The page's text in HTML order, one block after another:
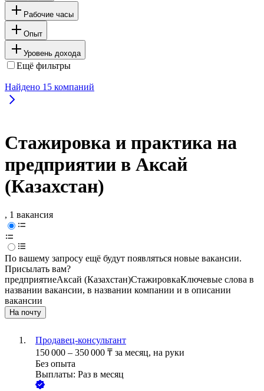
Рабочие часы
Опыт
Уровень дохода
Ещё фильтры
Найдено 15 компаний
Стажировка и практика на
предприятии в Аксай
(Казахстан)
, 1 вакансия
По вашему запросу ещё будут появляться новые вакансии.
Присылать вам?
предприятиеАксай (Казахстан)СтажировкаКлючевые слова в
названии вакансии, в названии компании и в описании
вакансии
На почту
Продавец-консультант
150 000 – 350 000 ₸ за месяц, на руки
Без опыта
Выплаты: Раз в месяц